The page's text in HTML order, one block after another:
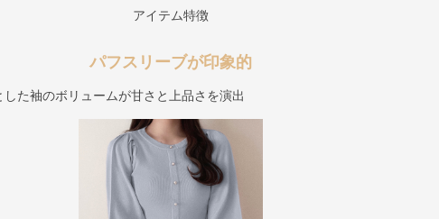
アイテム特徴
パフスリーブが印象的
した袖のボリュームが甘さと上品さを演出